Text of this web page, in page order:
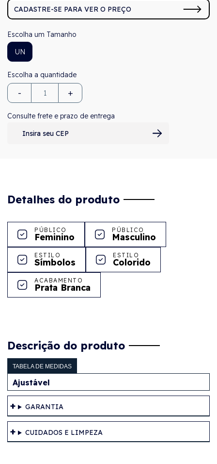
CADASTRE-SE PARA VER O PREÇO
Tamanho
UN
- +
Consulte frete e prazo de entrega
Detalhes do produto
PÚBLICO
Feminino
PÚBLICO
Masculino
ESTILO
Símbolos
ESTILO
Colorido
ACABAMENTO
Prata Branca
Descrição do produto
TABELA DE MEDIDAS
Ajustável
GARANTIA
CUIDADOS E LIMPEZA